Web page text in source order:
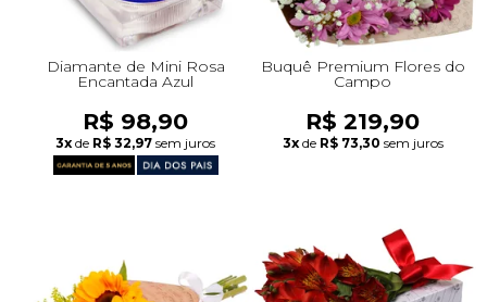
Diamante de Mini Rosa
Encantada Azul
R$ 98,90
3x de R$ 32,97 sem juros
Buquê Premium Flores do
Campo
R$ 219,90
3x de R$ 73,30 sem juros